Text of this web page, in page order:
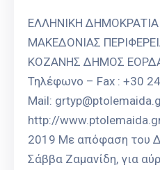
ΕΛΛΗΝΙΚΗ ΔΗΜΟΚΡΑΤΙΑ
ΜΑΚΕΔΟΝΙΑΣ
ΚΟΖΑΝΗΣ ΔΗΜΟΣ
Τηλέφωνο – Fax : +30
Mail:
http://
2019 Με απόφαση του
Σάββα Ζαμανίδη, για